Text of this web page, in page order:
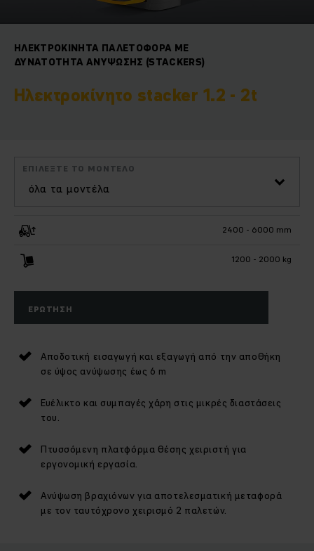
ΗΛΕΚΤΡΟΚΊΝΗΤΑ ΠΑΛΕΤΟΦΌΡΑ ΜΕ
ΔΥΝΑΤΌΤΗΤΑ ΑΝΎΨΩΣΗΣ (STACKERS)
Ηλεκτροκίνητο stacker 1.2 - 2t
όλα τα μοντέλα
ΕΠΙΛΈΞΤΕ ΤΟ ΜΟΝΤΈΛΟ
2400 - 6000 mm
1200 - 2000 kg
ΕΡΏΤΗΣΗ
Αποδοτική εισαγωγή και εξαγωγή από την αποθήκη
σε ύψος ανύψωσης έως 6 m
Ευέλικτο και συμπαγές χάρη στις μικρές διαστάσεις
του.
Πτυσσόμενη πλατφόρμα θέσης χειριστή για
εργονομική εργασία.
Ανύψωση βραχιόνων για αποτελεσματική μεταφορά
με τον ταυτόχρονο χειρισμό 2 παλετών.